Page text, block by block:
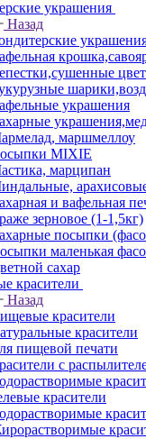
украшения
Назад
украшения
маршмеллоу
MIXIE
марципан
и вафельная
зерновое (1-1,5кг)
посыпки
маленькая
сахар
красители
Назад
красители
красители
пищевой печати
с
красители